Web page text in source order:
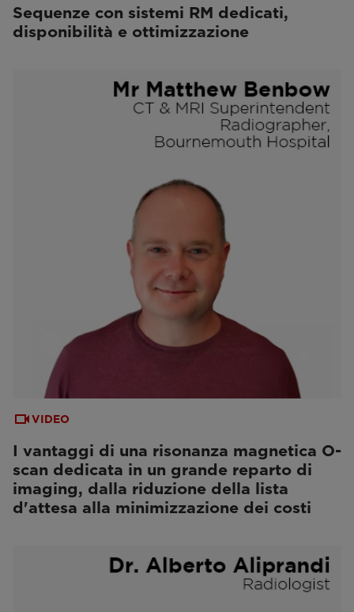
Sequenze con sistemi RM dedicati,
disponibilità e ottimizzazione
VIDEO
I vantaggi di una risonanza magnetica O-
scan dedicata in un grande reparto di
imaging, dalla riduzione della lista
d'attesa alla minimizzazione dei costi